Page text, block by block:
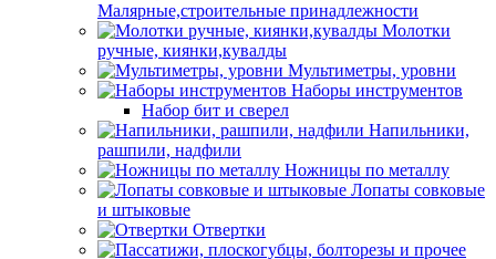
Малярные,строительные принадлежности
Молотки
ручные, киянки,кувалды
Мультиметры, уровни
Наборы инструментов
Набор бит и сверел
Напильники,
рашпили, надфили
Ножницы по металлу
Лопаты совковые
и штыковые
Отвертки